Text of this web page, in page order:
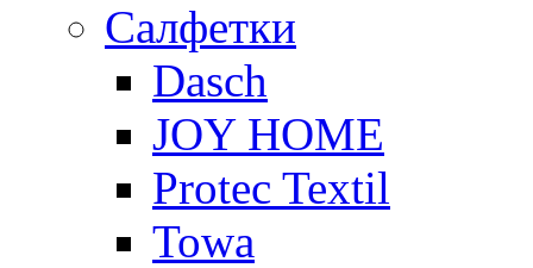
Салфетки
Dasch
JOY HOME
Protec Textil
Towa